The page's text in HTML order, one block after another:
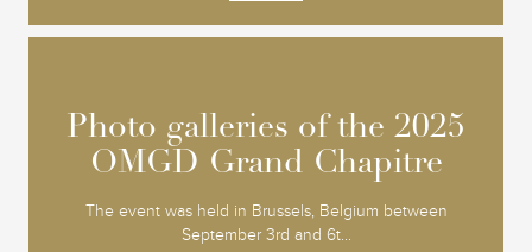
Photo galleries of the 2025
OMGD Grand Chapitre
The event was held in Brussels, Belgium between
September 3rd and 6t...
Photo galleries of the 2025
OMGD Grand Chapitre